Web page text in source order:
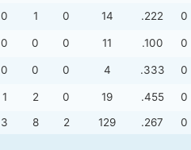
0 1 0 14 .222 0
0 0 0 11 .100 0
0 0 0 4 .333 0
1 2 0 19 .455 0
3 8 2 129 .267 0